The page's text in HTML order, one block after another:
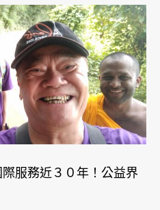
服務近３０年！公益界